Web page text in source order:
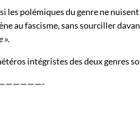
les polémiques du genre ne
au fascisme, sans sourciller
».
intégristes des deux genres